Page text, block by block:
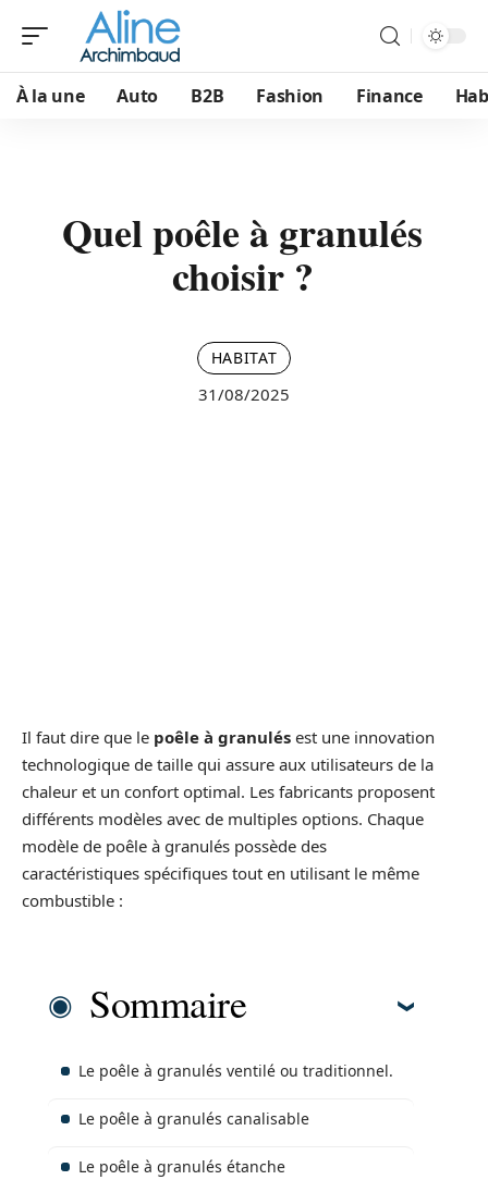
À la une Auto B2B Fashion Finance
Quel poêle à granulés
choisir ?
HABITAT
31/08/2025
Il faut dire que le poêle à granulés est une innovation
technologique de taille qui assure aux utilisateurs de la
chaleur et un confort optimal. Les fabricants proposent
différents modèles avec de multiples options. Chaque
modèle de poêle à granulés possède des
caractéristiques spécifiques tout en utilisant le même
combustible :
Sommaire
Le poêle à granulés ventilé ou traditionnel.
Le poêle à granulés canalisable
Le poêle à granulés étanche